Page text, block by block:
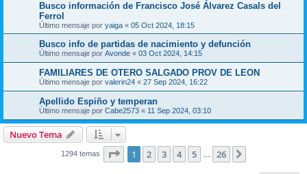
Busco información de Francisco José Álvarez Casals del
Ferrol
Último mensaje por yaiga « 05 Oct 2024, 18:15
Busco info de partidas de nacimiento y defunción
Último mensaje por Avonde « 03 Oct 2024, 14:15
FAMILIARES DE OTERO SALGADO PROV DE LEON
Último mensaje por valerin24 « 27 Sep 2024, 16:22
Apellido Espiño y temperan
Último mensaje por Cabe2573 « 11 Sep 2024, 03:10
Nuevo Tema
1294 temas Página de 26
1 2 3 4 5 26